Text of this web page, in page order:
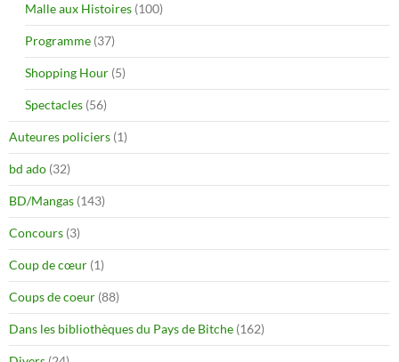
Malle aux Histoires (100)
Programme (37)
Shopping Hour (5)
Spectacles (56)
Auteures policiers (1)
bd ado (32)
BD/Mangas (143)
Concours (3)
Coup de cœur (1)
Coups de coeur (88)
Dans les bibliothèques du Pays de Bitche (162)